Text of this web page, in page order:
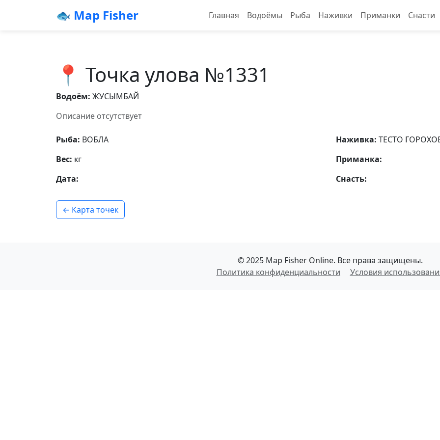
🐟 Map Fisher Главная Водоёмы Рыба Наживки Приманки Снасти
📍 Точка улова №1331
Водоём: ЖУСЫМБАЙ
Описание отсутствует
Рыба: ВОБЛА
Вес: кг
Дата:
Наживка: ТЕСТО
Приманка:
Снасть:
← Карта точек
© 2025 Map Fisher Online. Все права защищены.
Политика конфиденциальности
Условия